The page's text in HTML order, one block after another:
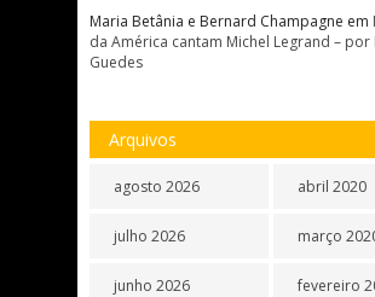
Maria Betânia e Bernard Champagne em
da América cantam Michel Legrand – por
Guedes
Arquivos
agosto 2026
julho 2026
junho 2026
abril 2020
março
fevereiro